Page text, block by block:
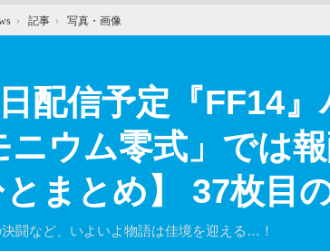
› 記事 › 写真・画像
配信予定『FF14
ニウム零式」では
まとめ】 37枚目
闘など、いよいよ物語は佳境を迎える…！